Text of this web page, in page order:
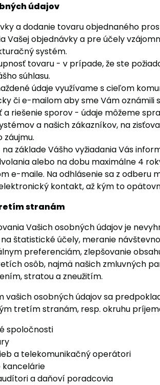
údajov
a dodanie tovaru objednaného
Vašej objednávky a pre účely
systém.
tovaru - v prípade, že ste
súhlasu.
údaje využívame s cieľom
či e-mailom aby sme Vám oznámili
riešenie sporov - údaje môžeme
a našich zákazníkov, na
základe Vášho vyžiadania Vás
alebo na dobu maximálne 4
e-maile. Na odhlásenie sa z
kontakt, až kým to
stranám
Vašich osobných údajov je
štatistické účely, meranie
preferenciám, zlepšovanie
osôb, najmä našich zmluvných
stratou a zneužitím.
vašich osobných údajov sa
tretím stranám, resp. okruhu
spoločnosti
a telekomunikačný operátori
kancelárie
a daňoví poradcovia